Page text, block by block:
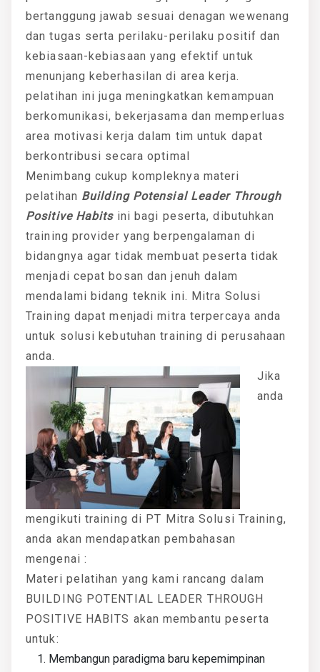
bertanggung jawab sesuai denagan wewenang
dan tugas serta perilaku-perilaku positif dan
kebiasaan-kebiasaan yang efektif untuk
menunjang keberhasilan di area kerja.
pelatihan ini juga meningkatkan kemampuan
berkomunikasi, bekerjasama dan memperluas
area motivasi kerja dalam tim untuk dapat
berkontribusi secara optimal
Menimbang cukup kompleknya materi
pelatihan Building Potensial Leader Through
Positive Habitsini bagi peserta, dibutuhkan
training provider yang berpengalaman di
bidangnya agar tidak membuat peserta tidak
menjadi cepat bosan dan jenuh dalam
mendalami bidang teknik ini. Mitra Solusi
Training dapat menjadi mitra terpercaya anda
untuk solusi kebutuhan training di perusahaan
anda.
Jika
anda
mengikuti training di PT Mitra Solusi Training,
anda akan mendapatkan pembahasan
mengenai :
Materi pelatihan yang kami rancang dalam
BUILDING POTENTIAL LEADER THROUGH
POSITIVE HABITS akan membantu peserta
untuk:
Membangun paradigma baru kepemimpinan